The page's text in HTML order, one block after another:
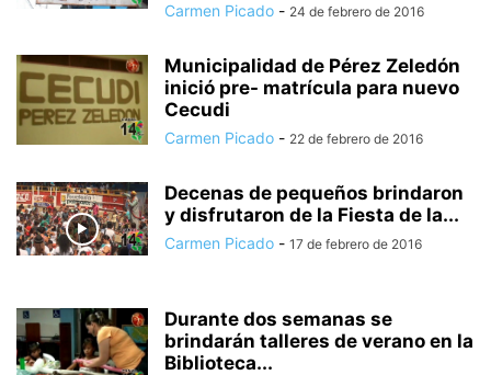
Carmen Picado - 24 de febrero de 2016
Municipalidad de Pérez Zeledón
inició pre- matrícula para nuevo
Cecudi
Carmen Picado - 22 de febrero de 2016
Decenas de pequeños brindaron
y disfrutaron de la Fiesta de la...
Carmen Picado - 17 de febrero de 2016
Durante dos semanas se
brindarán talleres de verano en la
Biblioteca...